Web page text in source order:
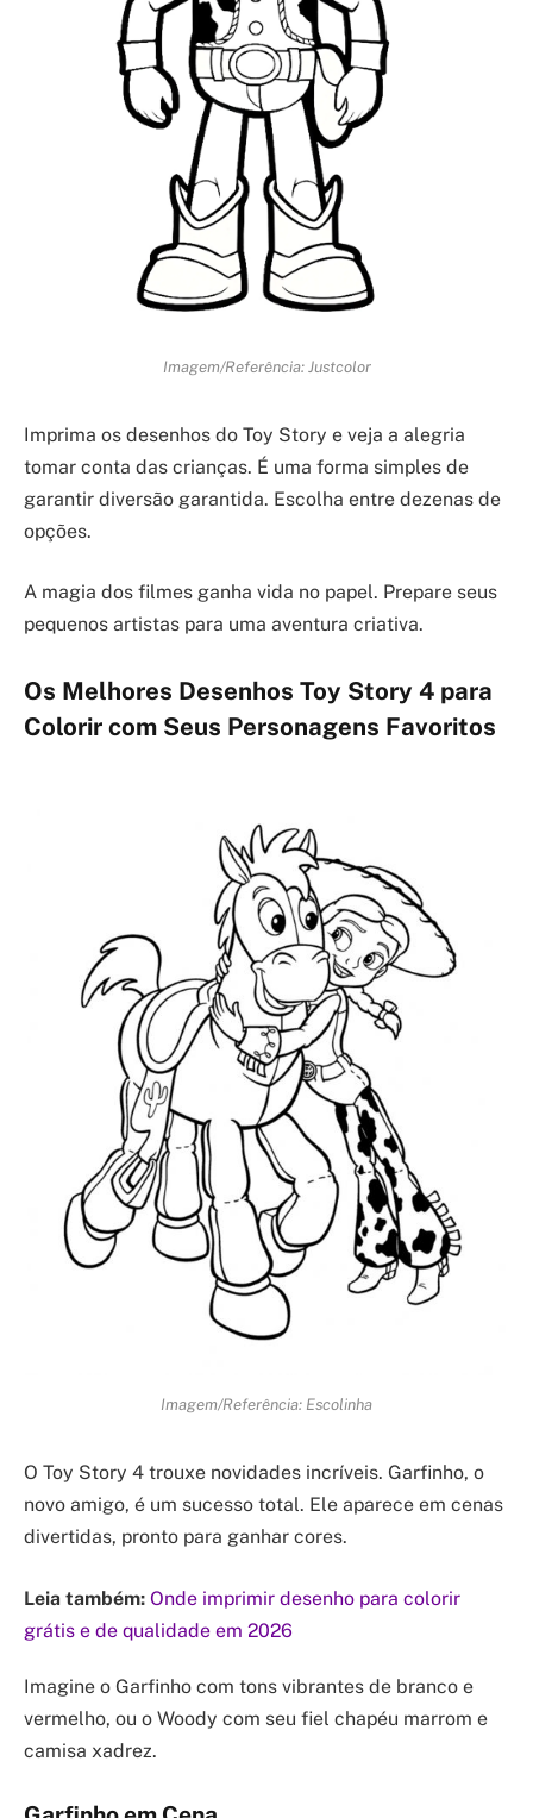
Imagem/Referência: Justcolor
Imprima os desenhos do Toy Story e veja a alegria
tomar conta das crianças. É uma forma simples de
garantir diversão garantida. Escolha entre dezenas de
opções.
A magia dos filmes ganha vida no papel. Prepare seus
pequenos artistas para uma aventura criativa.
Os Melhores Desenhos Toy Story 4 para
Colorir com Seus Personagens Favoritos
Imagem/Referência: Escolinha
O Toy Story 4 trouxe novidades incríveis. Garfinho, o
novo amigo, é um sucesso total. Ele aparece em cenas
divertidas, pronto para ganhar cores.
Leia também: Onde imprimir desenho para colorir
grátis e de qualidade em 2026
Imagine o Garfinho com tons vibrantes de branco e
vermelho, ou o Woody com seu fiel chapéu marrom e
camisa xadrez.